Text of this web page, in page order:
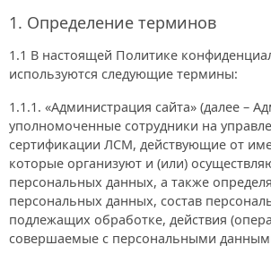
1. Определение терминов
1.1 В настоящей Политике
используются следующие термины:
1.1.1. «Администрация сайта» (далее –
уполномоченные сотрудники на
сертификации ЛСМ, действующие от
которые организуют и (или)
персональных данных, а также
персональных данных, состав
подлежащих обработке, действия
совершаемые с персональными